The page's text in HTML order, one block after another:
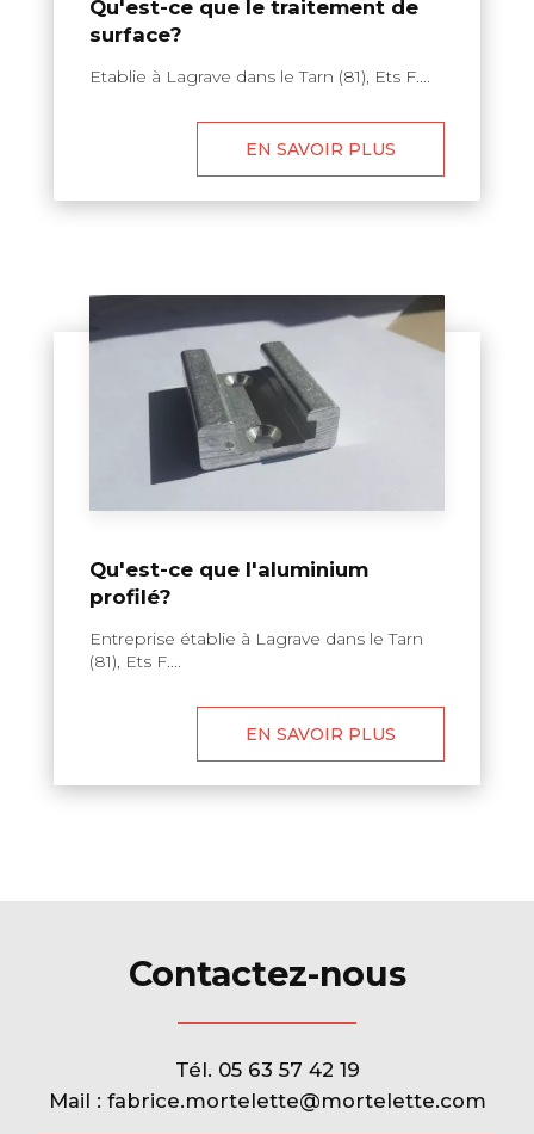
Qu'est-ce que le traitement de
surface?
Etablie à Lagrave dans le Tarn (81), Ets F....
EN SAVOIR PLUS
Qu'est-ce que l'aluminium
profilé?
Entreprise établie à Lagrave dans le Tarn
(81), Ets F....
EN SAVOIR PLUS
Contactez-nous
Tél. 05 63 57 42 19
Mail : fabrice.mortelette@mortelette.com